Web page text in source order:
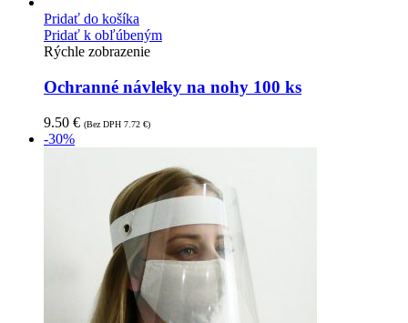
Pridať do košíka
Pridať k obľúbeným
Rýchle zobrazenie
Ochranné návleky na nohy 100 ks
9.50 € (Bez DPH 7.72 €)
-30%